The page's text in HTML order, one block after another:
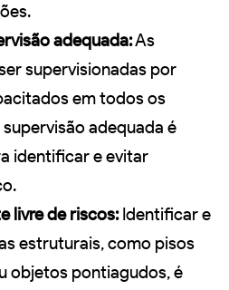
adequada:As
supervisionadas por
em todos os
adequada é
identificar e evitar
livre de riscos:Identificar e
estruturais, como pisos
objetos pontiagudos, é